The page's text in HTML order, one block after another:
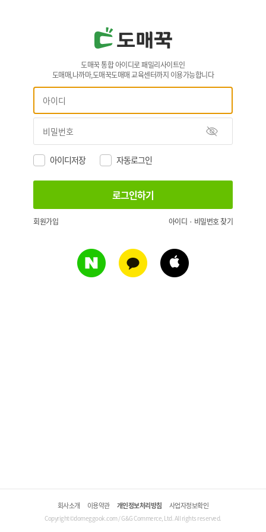
도매꾹 통합 아이디로 패밀리사이트인
도매매,나까마,도매꾹도매매 교육센터까지 이용가능합니다
아이디저장 자동로그인
회원가입 아이디 · 비밀번호 찾기
회사소개 이용약관 개인정보처리방침 사업자정보확인
Copyright©domeggook.com / G&G Commerce, Ltd. All rights reserved.